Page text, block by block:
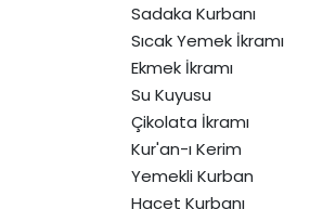
Sadaka Kurbanı
Sıcak Yemek İkramı
Ekmek İkramı
Su Kuyusu
Çikolata İkramı
Kur'an-ı Kerim
Yemekli Kurban
Hacet Kurbanı